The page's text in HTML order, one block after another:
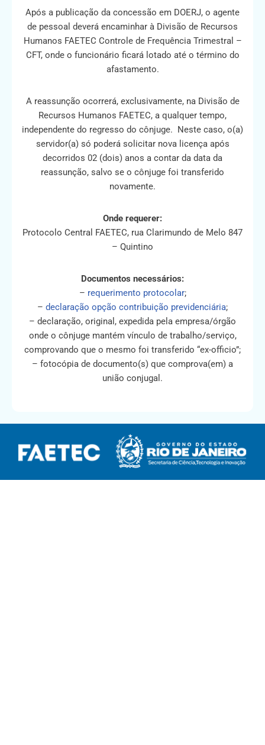
Após a publicação da concessão em DOERJ, o agente
de pessoal deverá encaminhar à Divisão de Recursos
Humanos FAETEC Controle de Frequência Trimestral –
CFT, onde o funcionário ficará lotado até o término do
afastamento.
A reassunção ocorrerá, exclusivamente, na Divisão de
Recursos Humanos FAETEC, a qualquer tempo,
independente do regresso do cônjuge. Neste caso, o(a)
servidor(a) só poderá solicitar nova licença após
decorridos 02 (dois) anos a contar da data da
reassunção, salvo se o cônjuge foi transferido
novamente.
Onde requerer:
Protocolo Central FAETEC, rua Clarimundo de Melo 847
– Quintino
Documentos necessários:
– requerimento protocolar;
– declaração opção contribuição previdenciária;
– declaração, original, expedida pela empresa/órgão
onde o cônjuge mantém vínculo de trabalho/serviço,
comprovando que o mesmo foi transferido “ex-officio”;
– fotocópia de documento(s) que comprova(em) a
união conjugal.